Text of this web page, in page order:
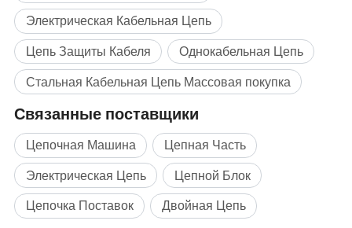
Электрическая Кабельная Цепь
Цепь Защиты Кабеля
Однокабельная Цепь
Стальная Кабельная Цепь Массовая покупка
Связанные поставщики
Цепочная Машина
Цепная Часть
Электрическая Цепь
Цепной Блок
Цепочка Поставок
Двойная Цепь